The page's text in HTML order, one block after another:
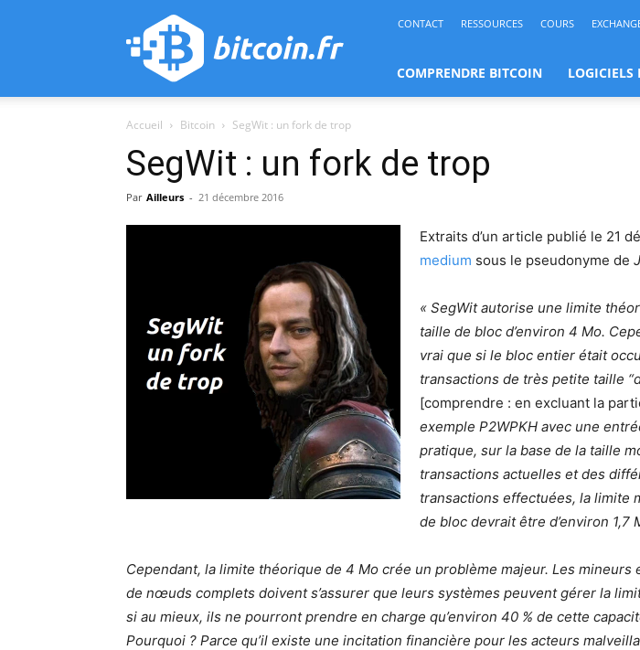
bitcoin.fr
CONTACT RESSOURCES COURS
COMPRENDRE BITCOIN LOGICIELS
Accueil Bitcoin SegWit : un fork de trop
SegWit : un fork de trop
Par Ailleurs - 21 décembre 2016
Extraits d’un article publié le 21
medium sous le pseudonyme de
« SegWit autorise une limite
taille de bloc d’environ 4 Mo.
vrai que si le bloc entier était
transactions de très petite taille
[comprendre : en excluant la
exemple P2WPKH avec une
pratique, sur la base de la taille
transactions actuelles et des
transactions effectuées, la limite
de bloc devrait être d’environ 1,7
Cependant, la limite théorique de 4 Mo crée un problème majeur. Les mineurs
de nœuds complets doivent s’assurer que leurs systèmes peuvent gérer la
si au mieux, ils ne pourront prendre en charge qu’environ 40 % de cette
Pourquoi ? Parce qu’il existe une incitation financière pour les acteurs